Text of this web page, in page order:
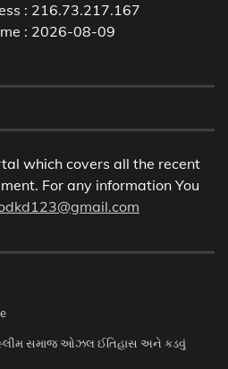
: 216.73.217.167
: 2026-08-09
which covers all the recent
For any information You
સમાજ ઓઝલ ઈતિહાસ અને કડવું